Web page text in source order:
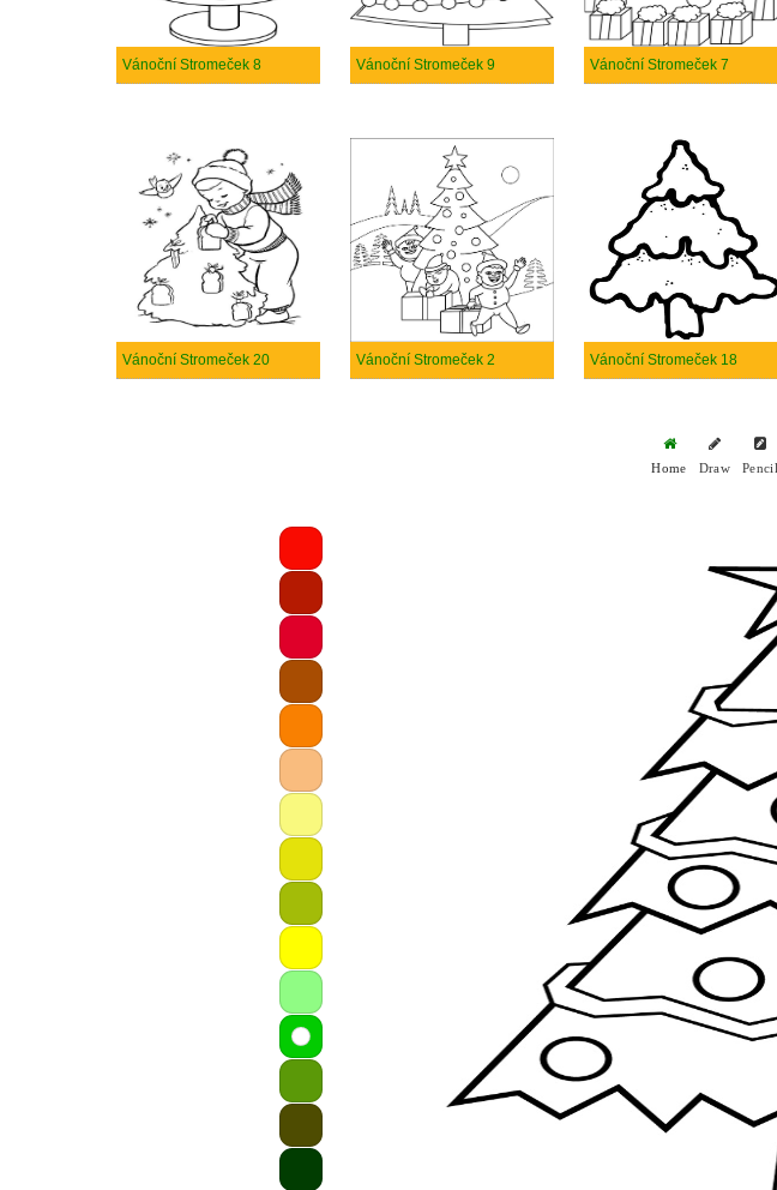
Vánoční Stromeček 8 Vánoční Stromeček 9 Vánoční Stromeček 7
Vánoční Stromeček 20 Vánoční Stromeček 2 Vánoční Stromeček 18
Home Draw Pencil